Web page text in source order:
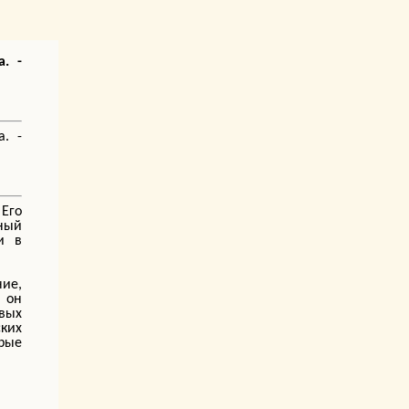
-
-
в
он